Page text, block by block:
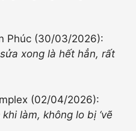
Phúc (30/03/2026):
xong là hết hẳn, rất
(02/04/2026):
làm, không lo bị ‘vẽ